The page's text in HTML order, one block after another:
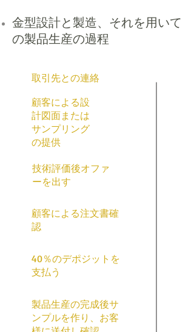
金型設計と製造、それを用いて
の製品生産の過程
取引先との連絡
顧客による設
計図面または
サンプリング
の提供
技術評価後オファ
ーを出す
顧客による注文書確
認
40％のデポジットを
支払う
製品生産の完成後サ
ンプルを作り、お客